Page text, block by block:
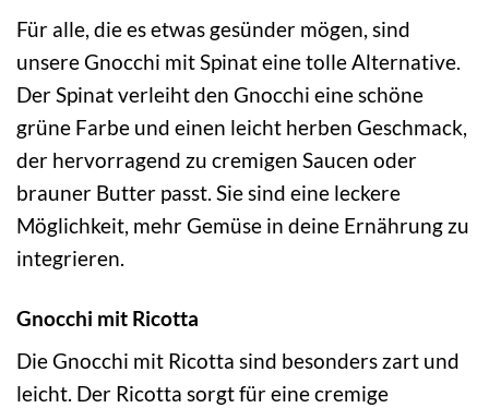
Für alle, die es etwas gesünder mögen, sind
unsere Gnocchi mit Spinat eine tolle Alternative.
Der Spinat verleiht den Gnocchi eine schöne
grüne Farbe und einen leicht herben Geschmack,
der hervorragend zu cremigen Saucen oder
brauner Butter passt. Sie sind eine leckere
Möglichkeit, mehr Gemüse in deine Ernährung zu
integrieren.
Gnocchi mit Ricotta
Die Gnocchi mit Ricotta sind besonders zart und
leicht. Der Ricotta sorgt für eine cremige